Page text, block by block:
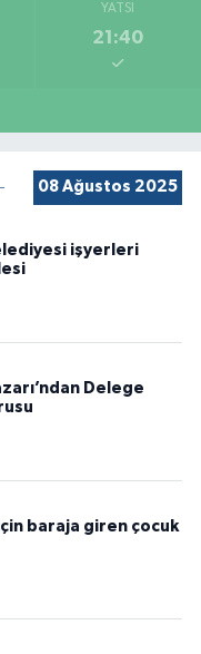
YATSI
21:40
08 Ağustos 2025
işyerleri
Delege
baraja giren çocuk